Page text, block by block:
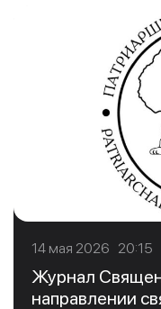
14 мая 2026 20:15
Журнал
направлении